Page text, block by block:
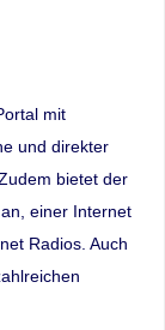
mit
und direkter
bietet der
einer Internet
Radios. Auch